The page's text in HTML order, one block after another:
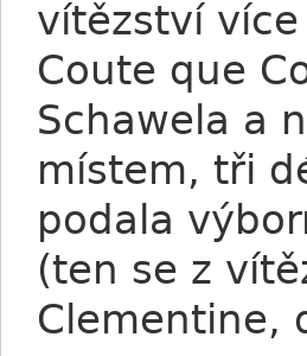
vítězství
Coute que
Schawela a
místem, tři
podala
(ten se z
Clementine,